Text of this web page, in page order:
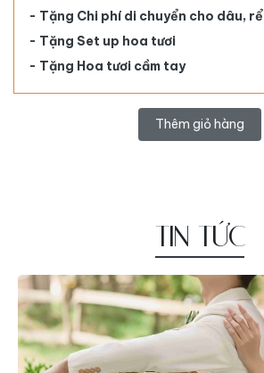
- Tặng Chi phí di chuyển cho dâu, rể
- Tặng Set up hoa tươi
- Tặng Hoa tươi cầm tay
Thêm giỏ hàng
TIN TỨC